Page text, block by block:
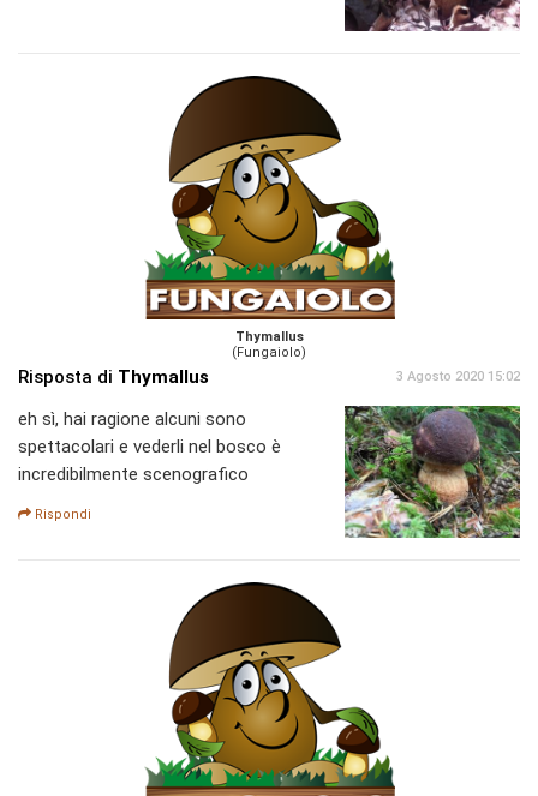
Thymallus
(Fungaiolo)
Risposta di Thymallus 3 Agosto 2020 15:02
eh sì, hai ragione alcuni sono
spettacolari e vederli nel bosco è
incredibilmente scenografico
Rispondi